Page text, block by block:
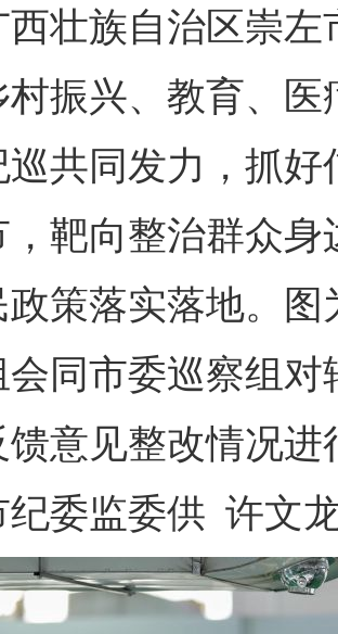
族自治区崇左
振兴、教育、医
巡共同发力，抓
，靶向整治群众
政策落实落地。
会同市委巡察组对
馈意见整改情况
纪委监委供 许文